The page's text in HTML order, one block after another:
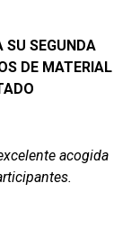
SU SEGUNDA
DE MATERIAL
acogida